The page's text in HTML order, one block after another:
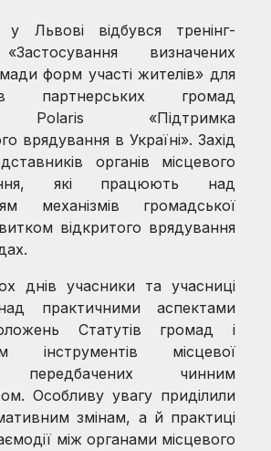
у Львові відбувся тренінг-
визначених
форм участі жителів» для
партнерських громад
Polaris «Підтримка
врядування в Україні». Захід
органів місцевого
які працюють над
механізмів громадської
відкритого врядування
днів учасники та учасниці
практичними аспектами
Статутів громад і
інструментів місцевої
передбачених чинним
Особливу увагу приділили
змінам, а й практиці
між органами місцевого